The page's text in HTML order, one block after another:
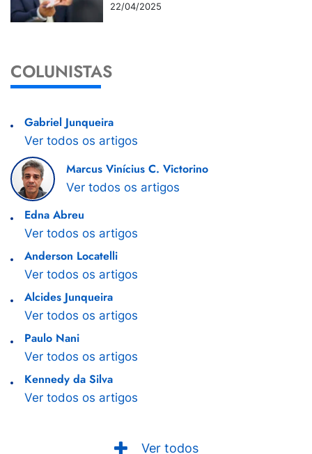
22/04/2025
COLUNISTAS
Gabriel Junqueira
Ver todos os artigos
Marcus Vinícius C. Victorino
Ver todos os artigos
Edna Abreu
Ver todos os artigos
Anderson Locatelli
Ver todos os artigos
Alcides Junqueira
Ver todos os artigos
Paulo Nani
Ver todos os artigos
Kennedy da Silva
Ver todos os artigos
Ver todos